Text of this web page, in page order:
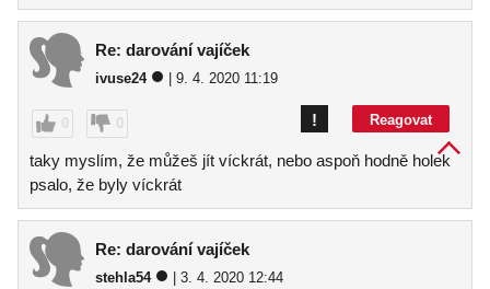
Re: darování vajíček
ivuse24 | 9. 4. 2020 11:19
0 0 Reagovat
!
taky myslím, že můžeš jít víckrát, nebo aspoň hodně holek
psalo, že byly víckrát
Re: darování vajíček
stehla54 | 3. 4. 2020 12:44